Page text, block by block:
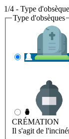
1/4 - Type
Type d'obsèques
CRÉMATION
Il s'agit de